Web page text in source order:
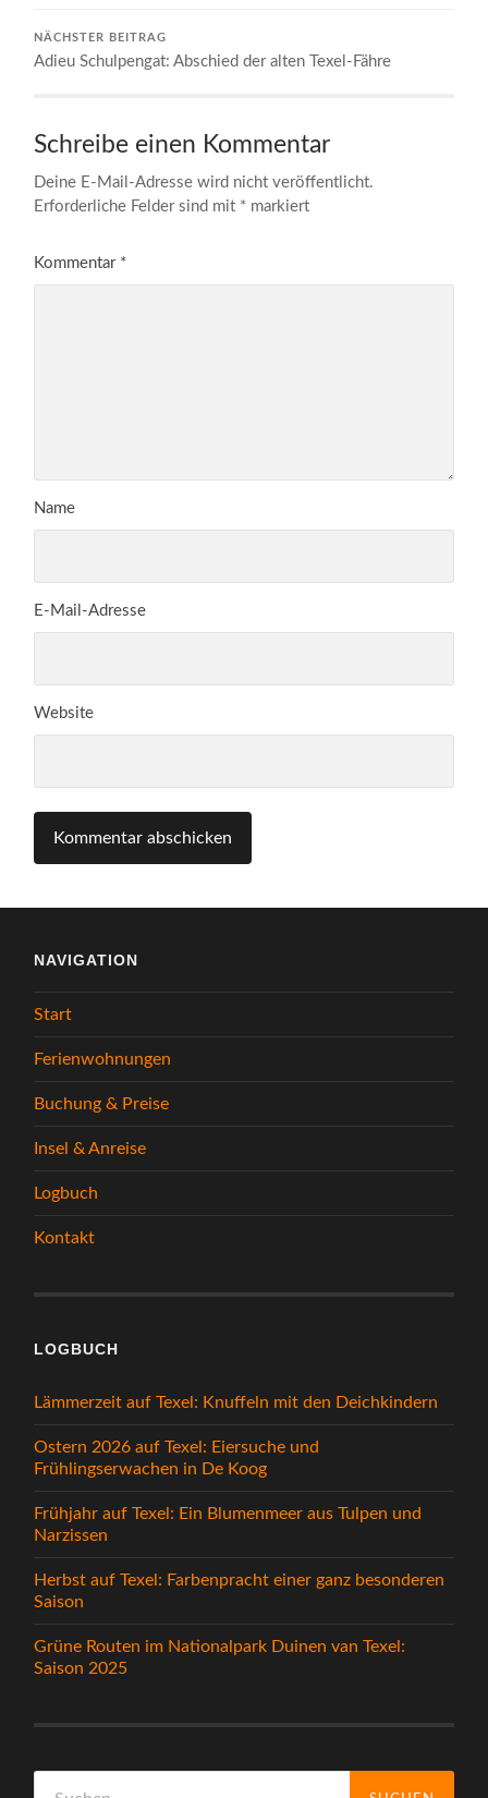
NÄCHSTER BEITRAG
Adieu Schulpengat: Abschied der alten Texel-Fähre
Schreibe einen Kommentar
Deine E-Mail-Adresse wird nicht veröffentlicht.
Erforderliche Felder sind mit * markiert
Kommentar *
Name
E-Mail-Adresse
Website
NAVIGATION
Start
Ferienwohnungen
Buchung & Preise
Insel & Anreise
Logbuch
Kontakt
LOGBUCH
Lämmerzeit auf Texel: Knuffeln mit den Deichkindern
Ostern 2026 auf Texel: Eiersuche und
Frühlingserwachen in De Koog
Frühjahr auf Texel: Ein Blumenmeer aus Tulpen und
Narzissen
Herbst auf Texel: Farbenpracht einer ganz besonderen
Saison
Grüne Routen im Nationalpark Duinen van Texel:
Saison 2025